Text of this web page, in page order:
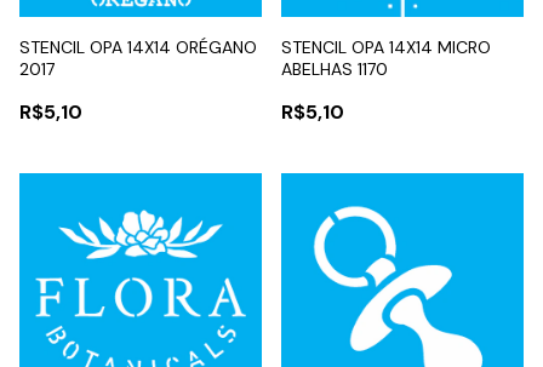
STENCIL OPA 14X14 ORÉGANO
2017
R$5,10
STENCIL OPA 14X14 MICRO
ABELHAS 1170
R$5,10